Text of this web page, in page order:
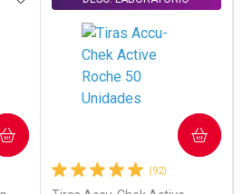
(92)
COMPRAR